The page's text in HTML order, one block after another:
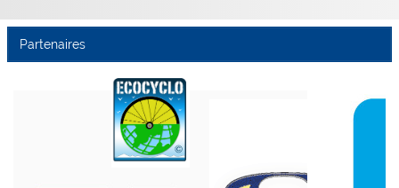
Partenaires